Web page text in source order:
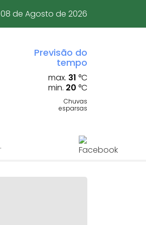
08 de Agosto de 2026
Previsão do
tempo
max. 31 °C
min. 20 °C
Chuvas
esparsas